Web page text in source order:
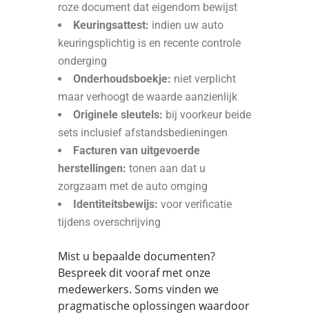
roze document dat eigendom bewijst
Keuringsattest: indien uw auto
keuringsplichtig is en recente controle
onderging
Onderhoudsboekje: niet verplicht
maar verhoogt de waarde aanzienlijk
Originele sleutels: bij voorkeur beide
sets inclusief afstandsbedieningen
Facturen van uitgevoerde
herstellingen: tonen aan dat u
zorgzaam met de auto omging
Identiteitsbewijs: voor verificatie
tijdens overschrijving
Mist u bepaalde documenten?
Bespreek dit vooraf met onze
medewerkers. Soms vinden we
pragmatische oplossingen waardoor